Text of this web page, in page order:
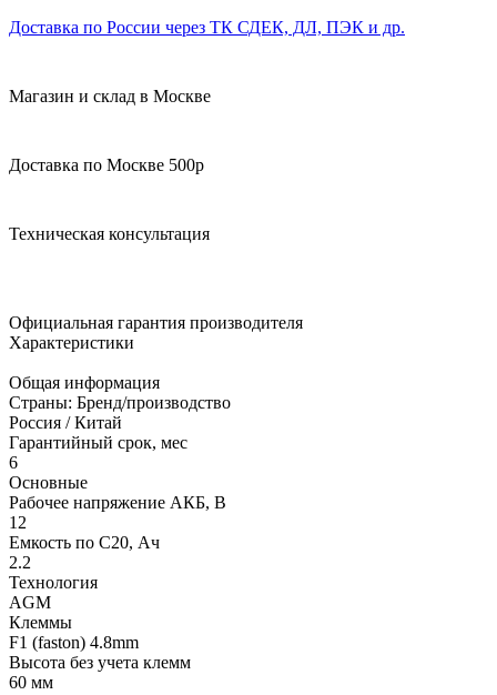
Доставка по России через ТК СДЕК, ДЛ, ПЭК и др.
Магазин и склад в Москве
Доставка по Москве 500р
Техническая консультация
Официальная гарантия производителя
Характеристики
Общая информация
Страны: Бренд/производство
Россия / Китай
Гарантийный срок, мес
6
Основные
Рабочее напряжение АКБ, B
12
Емкость по С20, Ач
2.2
Технология
AGM
Клеммы
F1 (faston) 4.8mm
Высота без учета клемм
60 мм